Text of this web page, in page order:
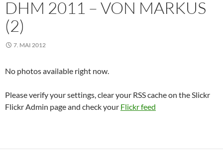
DHM 2011 – VON MARKUS
(2)
7. MAI 2012
No photos available right now.
Please verify your settings, clear your RSS cache on the Slickr
Flickr Admin page and check your Flickr feed